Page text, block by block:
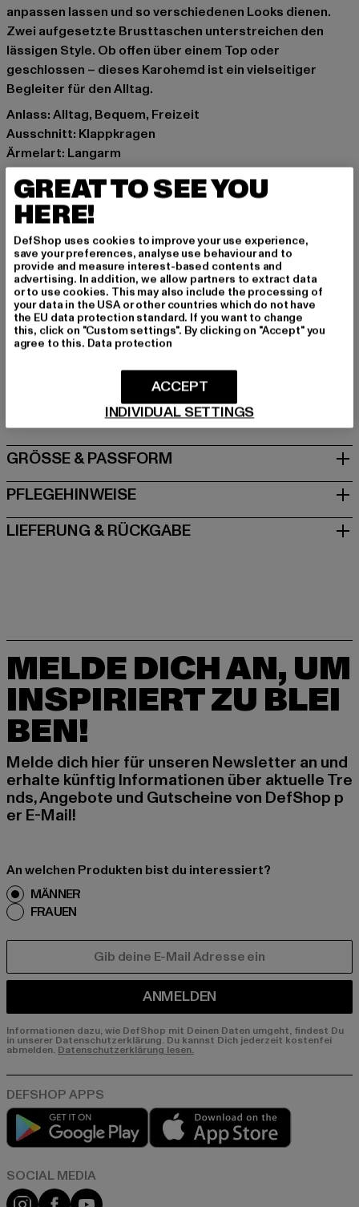
anpassen lassen und so verschiedenen Looks dienen.
Zwei aufgesetzte Brusttaschen unterstreichen den
lässigen Style. Ob offen über einem Top oder
geschlossen – dieses Karohemd ist ein vielseitiger
Begleiter für den Alltag.
Anlass: Alltag, Bequem, Freizeit
Ausschnitt: Klappkragen
Ärmelart: Langarm
Verschlussarten: Knopfleiste
Muster: Kariert
Schnitt: Normal
Marke: Urban Classics
Kat.: Oberteile
Farbe: schwarz
Hersteller Farbe: black/softtaupe
Materialzusammensetzung: 100% Baumwolle
Art.Nr: TB1280-03500
Dr.-Robert-Murjahn-Straße 7 | 64372 Ober-Ramstadt |
GRÖSSE & PASSFORM
PFLEGEHINWEISE
LIEFERUNG & RÜCKGABE
MELDE DICH AN, UM
INSPIRIERT ZU BLEI
BEN!
Melde dich hier für unseren Newsletter an und
erhalte künftig Informationen über aktuelle Tre
nds, Angebote und Gutscheine von DefShop p
er E-Mail!
An welchen Produkten bist du interessiert?
MÄNNER
FRAUEN
ANMELDEN
Informationen dazu, wie DefShop mit Deinen Daten umgeht, findest Du
in unserer Datenschutzerklärung. Du kannst Dich jederzeit kostenfei
abmelden. Datenschutzerklärung lesen.
Play market
Instagram
FacebookYouTube
GREAT TO SEE YOU
HERE!
DefShop uses cookies to improve your use experience,
save your preferences, analyse use behaviour and to
provide and measure interest-based contents and
advertising. In addition, we allow partners to extract data
or to use cookies. This may also include the processing of
your data in the USA or other countries which do not have
the EU data protection standard. If you want to change
this, click on "Custom settings". By clicking on "Accept" you
agree to this. Data protection
INDIVIDUAL SETTINGS
ACCEPT